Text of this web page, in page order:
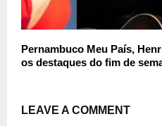
Pernambuco Meu País,
os destaques do fim de
LEAVE A COMMENT